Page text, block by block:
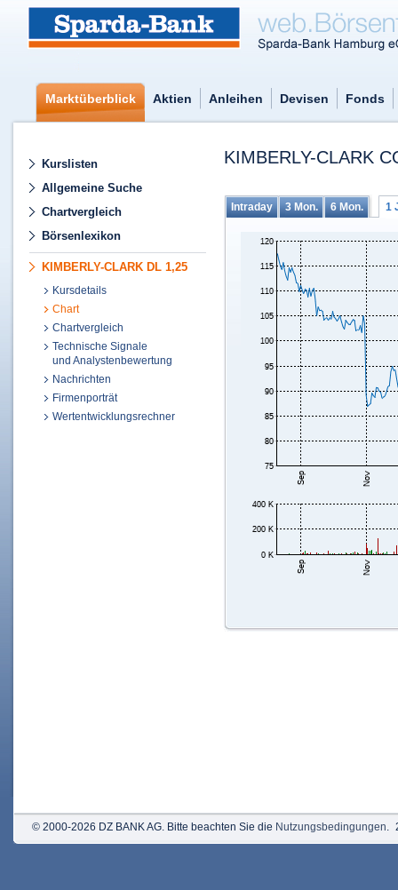
Marktüberblick Aktien Anleihen Devisen Fonds
Kurslisten
Allgemeine Suche
Chartvergleich
Börsenlexikon
KIMBERLY-CLARK DL 1,25
Kursdetails
Chart
Chartvergleich
Technische Signale
und Analystenbewertung
Nachrichten
Firmenporträt
Wertentwicklungsrechner
KIMBERLY-CLARK
Intraday 3 Mon. 6 Mon. 1
© 2000-2026 DZ BANK AG. Bitte beachten Sie die Nutzungsbedingungen.